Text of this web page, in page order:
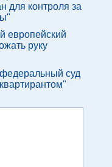
для контроля за
европейский
руку
суд